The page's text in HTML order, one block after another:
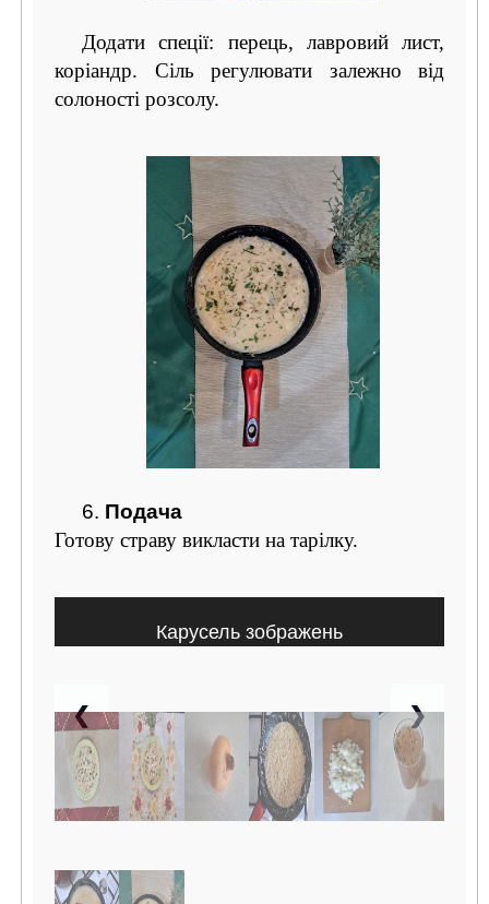
Додати спеції: перець, лавровий лист,
коріандр. Сіль регулювати залежно від
солоності розсолу.
6. Подача
Готову страву викласти на тарілку.
❮ ❯
Карусель зображень